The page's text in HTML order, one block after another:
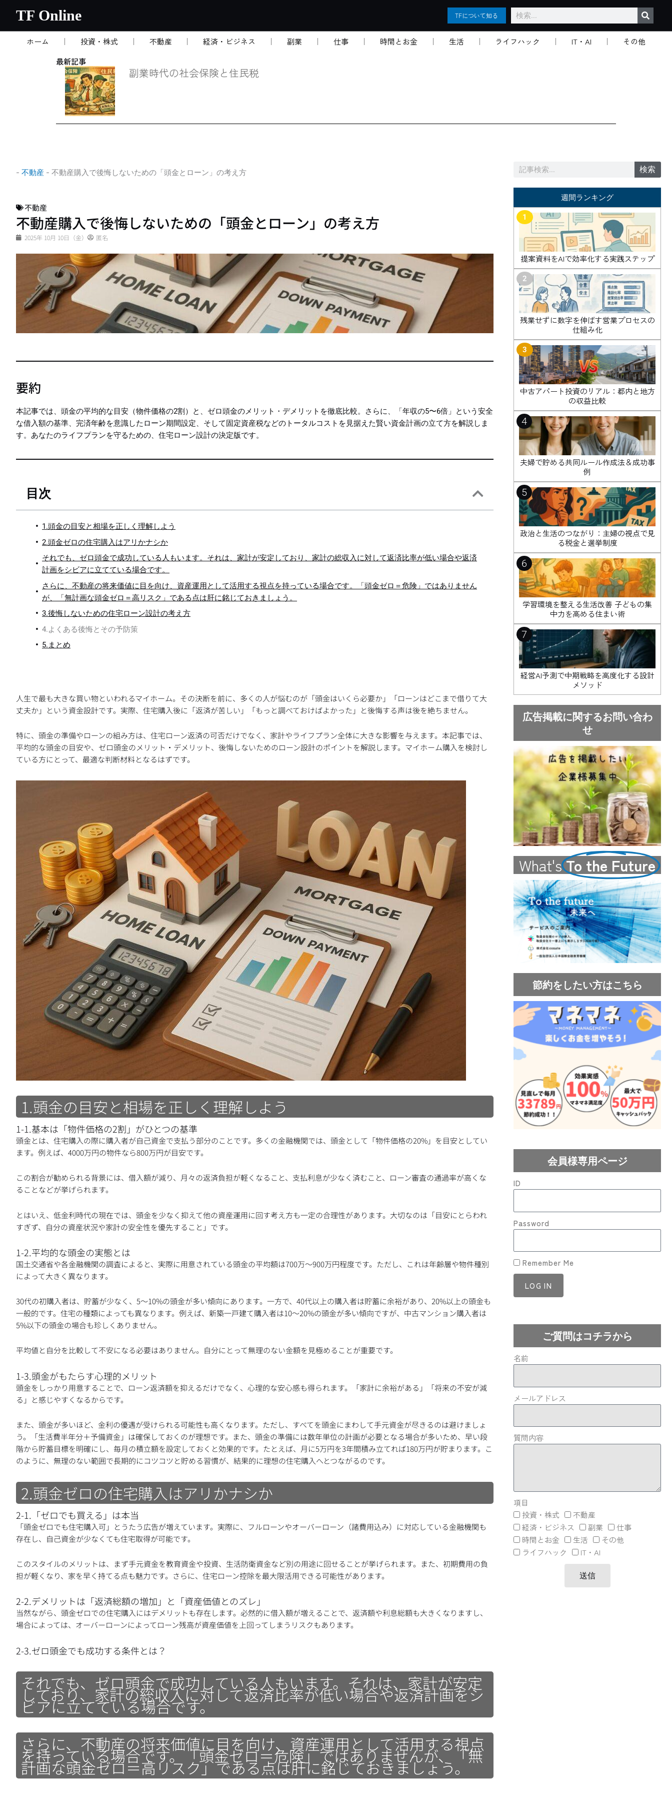
を
TF Online TFについて知る
検
索
ホーム 投資・株式 不動産 経済・ビジネス 副業 仕事 時間とお金 生活 ライフハック IT・AI
その他
最新記事
副業時代の社会保険と住民税
- 不動産 - 不動産購入で後悔しないための「頭金とローン」の考え方
不動産
不動産購入で後悔しないための「頭金とローン」の考え方
2025年 10月 10日（金） 匿名
要約
本記事では、頭金の平均的な目安（物件価格の2割）と、ゼロ頭金のメリット・デメリットを徹底比較。さらに、「年収の5〜6倍」という安全
な借入額の基準、完済年齢を意識したローン期間設定、そして固定資産税などのトータルコストを見据えた賢い資金計画の立て方を解説しま
す。あなたのライフプランを守るための、住宅ローン設計の決定版です。
目次
1.頭金の目安と相場を正しく理解しよう
2.頭金ゼロの住宅購入はアリかナシか
それでも、ゼロ頭金で成功している人もいます。それは、家計が安定しており、家計の総収入に対して返済比率が低い場合や返済
計画をシビアに立てている場合です。
さらに、不動産の将来価値に目を向け、資産運用として活用する視点を持っている場合です。「頭金ゼロ＝危険」ではありません
が、「無計画な頭金ゼロ＝高リスク」である点は肝に銘じておきましょう。
3.後悔しないための住宅ローン設計の考え方
4.よくある後悔とその予防策
5.まとめ
人生で最も大きな買い物といわれるマイホーム。その決断を前に、多くの人が悩むのが「頭金はいくら必要か」「ローンはどこまで借りて大
丈夫か」という資金設計です。実際、住宅購入後に「返済が苦しい」「もっと調べておけばよかった」と後悔する声は後を絶ちません。
特に、頭金の準備やローンの組み方は、住宅ローン返済の可否だけでなく、家計やライフプラン全体に大きな影響を与えます。本記事では、
平均的な頭金の目安や、ゼロ頭金のメリット・デメリット、後悔しないためのローン設計のポイントを解説します。マイホーム購入を検討し
ている方にとって、最適な判断材料となるはずです。
1.頭金の目安と相場を正しく理解しよう
1-1.基本は「物件価格の2割」がひとつの基準
頭金とは、住宅購入の際に購入者が自己資金で支払う部分のことです。多くの金融機関では、頭金として「物件価格の20%」を目安としてい
ます。例えば、4000万円の物件なら800万円が目安です。
この割合が勧められる背景には、借入額が減り、月々の返済負担が軽くなること、支払利息が少なく済むこと、ローン審査の通過率が高くな
ることなどが挙げられます。
とはいえ、低金利時代の現在では、頭金を少なく抑えて他の資産運用に回す考え方も一定の合理性があります。大切なのは「目安にとらわれ
すぎず、自分の資産状況や家計の安全性を優先すること」です。
1-2.平均的な頭金の実態とは
国土交通省や各金融機関の調査によると、実際に用意されている頭金の平均額は700万〜900万円程度です。ただし、これは年齢層や物件種別
によって大きく異なります。
30代の初購入者は、貯蓄が少なく、5〜10%の頭金が多い傾向にあります。一方で、40代以上の購入者は貯蓄に余裕があり、20%以上の頭金も
一般的です。住宅の種類によっても異なります。例えば、新築一戸建て購入者は10〜20%の頭金が多い傾向ですが、中古マンション購入者は
5%以下の頭金の場合も珍しくありません。
平均値と自分を比較して不安になる必要はありません。自分にとって無理のない金額を見極めることが重要です。
1-3.頭金がもたらす心理的メリット
頭金をしっかり用意することで、ローン返済額を抑えるだけでなく、心理的な安心感も得られます。「家計に余裕がある」「将来の不安が減
る」と感じやすくなるからです。
また、頭金が多いほど、金利の優遇が受けられる可能性も高くなります。ただし、すべてを頭金にまわして手元資金が尽きるのは避けましょ
う。「生活費半年分＋予備資金」は確保しておくのが理想です。また、頭金の準備には数年単位の計画が必要となる場合が多いため、早い段
階から貯蓄目標を明確にし、毎月の積立額を設定しておくと効果的です。たとえば、月に5万円を3年間積み立てれば180万円が貯まります。こ
のように、無理のない範囲で長期的にコツコツと貯める習慣が、結果的に理想の住宅購入へとつながるのです。
2.頭金ゼロの住宅購入はアリかナシか
2-1.「ゼロでも買える」は本当
「頭金ゼロでも住宅購入可」とうたう広告が増えています。実際に、フルローンやオーバーローン（諸費用込み）に対応している金融機関も
存在し、自己資金が少なくても住宅取得が可能です。
このスタイルのメリットは、まず手元資金を教育資金や投資、生活防衛資金など別の用途に回せることが挙げられます。また、初期費用の負
担が軽くなり、家を早く持てる点も魅力です。さらに、住宅ローン控除を最大限活用できる可能性があります。
2-2.デメリットは「返済総額の増加」と「資産価値とのズレ」
当然ながら、頭金ゼロでの住宅購入にはデメリットも存在します。必然的に借入額が増えることで、返済額や利息総額も大きくなりますし、
場合によっては、オーバーローンによってローン残高が資産価値を上回ってしまうリスクもあります。
2-3.ゼロ頭金でも成功する条件とは？
それでも、ゼロ頭金で成功している人もいます。それは、家計が安定
しており、家計の総収入に対して返済比率が低い場合や返済計画をシ
ビアに立てている場合です。
さらに、不動産の将来価値に目を向け、資産運用として活用する視点
を持っている場合です。「頭金ゼロ＝危険」ではありませんが、「無
計画な頭金ゼロ＝高リスク」である点は肝に銘じておきましょう。
検
検索
週間ランキング
1
提案資料をAIで効率化する実践ステップ
2
残業せずに数字を伸ばす営業プロセスの
仕組み化
3
中古アパート投資のリアル：都内と地方
の収益比較
4
夫婦で貯める共同ルール作成法＆成功事
例
5
政治と生活のつながり：主婦の視点で見
る税金と選挙制度
6
学習環境を整える生活改善 子どもの集
中力を高める住まい術
7
経営AI予測で中期戦略を高度化する設計
メソッド
広告掲載に関するお問い合わ
せ
What'sTo the Future
節約をしたい方はこちら
会員様専用ページ
ID
Password
Remember Me
LOG IN
ご質問はコチラから
名前
メールアドレス
質問内容
項目
投資・株式
不動産
経済・ビジネス
副業
仕事
時間とお金
生活
その他
ライフハック
IT・AI
送信